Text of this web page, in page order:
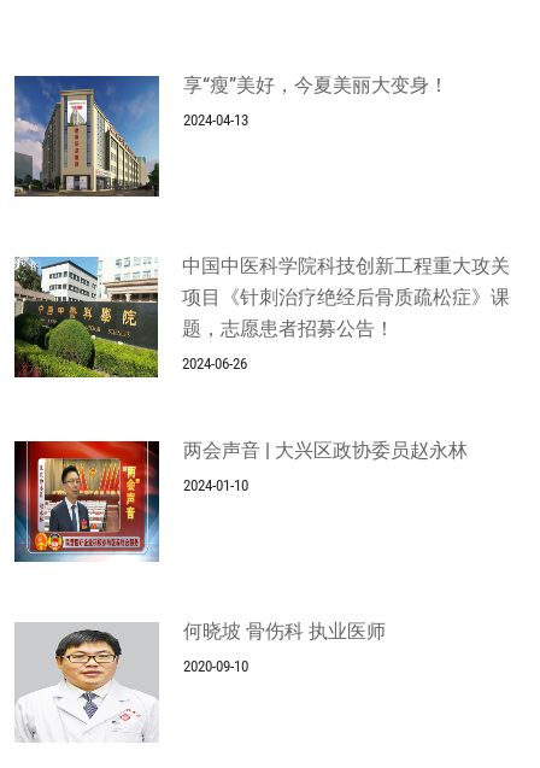
享“瘦”美好，今夏美丽大变身！
2024-04-13
中国中医科学院科技创新工程重大攻关
项目《针刺治疗绝经后骨质疏松症》课
题，志愿患者招募公告！
2024-06-26
两会声音 | 大兴区政协委员赵永林
2024-01-10
何晓坡 骨伤科 执业医师
2020-09-10